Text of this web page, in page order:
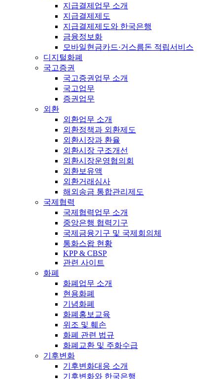
지급결제업무 소개
지급결제제도
지급결제제도와 한국은행
금융정보화
모바일현금카드·거스름돈 적립서비스
디지털화폐
국고증권
국고증권업무 소개
국고업무
증권업무
외환
외환업무 소개
외환정책과 외환제도
외환시장과 환율
외환시장 구조개선
외환시장운영협의회
외환보유액
외환거래심사
해외송금 통합관리제도
국제협력
국제협력업무 소개
중앙은행 협력기구
국제금융기구 및 국제회의체
통화스왑 현황
KPP & CBSP
관련 사이트
화폐
화폐업무 소개
현용화폐
기념화폐
화폐홍보교육
위조 및 훼손
화폐 관련 법규
화폐교환 및 주화수급
기후변화
기후변화대응 소개
기후변화와 한국은행